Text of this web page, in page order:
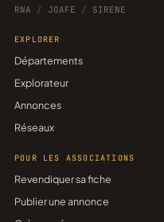
RNA / JOAFE / SIRENE
EXPLORER
Départements
Explorateur
Annonces
Réseaux
POUR LES ASSOCIATIONS
Revendiquer sa fiche
Publier une annonce